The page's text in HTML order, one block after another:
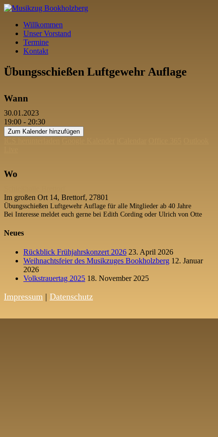
Willkommen
Unser Vorstand
Termine
Kontakt
Übungsschießen Luftgewehr Auflage
Wann
30.01.2023
19:00 - 20:30
Zum Kalender hinzufügen
Wo
Im großen Ort 14, Brettorf, 27801
Übungsschießen Luftgewehr Auflage für alle Mitglieder ab 40 Jahre
Bei Interesse meldet euch gerne bei Edith Cording oder Ulrich von Otte
Neues
Rückblick Frühjahrskonzert 2026 23. April 2026
Weihnachtsfeier des Musikzuges Bookholzberg 12. Januar
2026
Volkstrauertag 2025 18. November 2025
Impressum | Datenschutz